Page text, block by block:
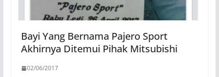
Bayi Yang Bernama Pajero Sport
Akhirnya Ditemui Pihak Mitsubishi
02/06/2017